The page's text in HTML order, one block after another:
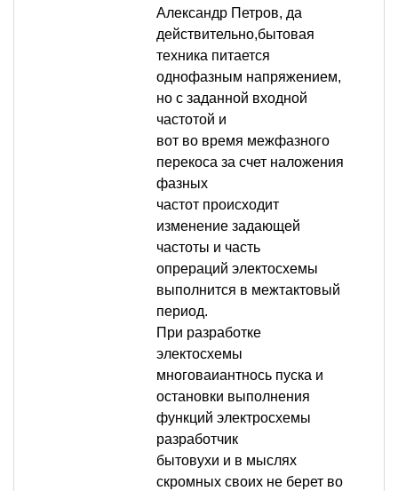
Александр Петров, да
действительно,бытовая
техника питается
однофазным напряжением,
но с заданной входной
частотой и
вот во время межфазного
перекоса за счет наложения
фазных
частот происходит
изменение задающей
частоты и часть
опрераций электосхемы
выполнится в межтактовый
период.
При разработке
электосхемы
многоваиантнось пуска и
остановки выполнения
функций электросхемы
разработчик
бытовухи и в мыслях
скромных своих не берет во